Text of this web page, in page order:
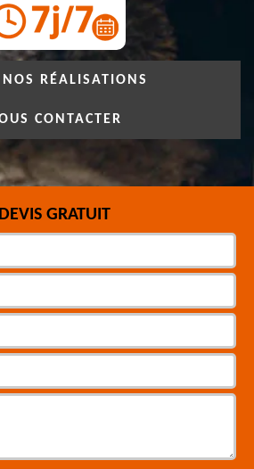
RÉALISATIONS
CONTACTER
DEVIS GRATUIT